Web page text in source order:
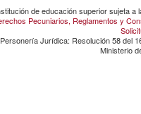
de educación superior sujeta a
Pecuniarios, Reglamentos y
Personería Jurídica: Resolución 58 del
Ministerio